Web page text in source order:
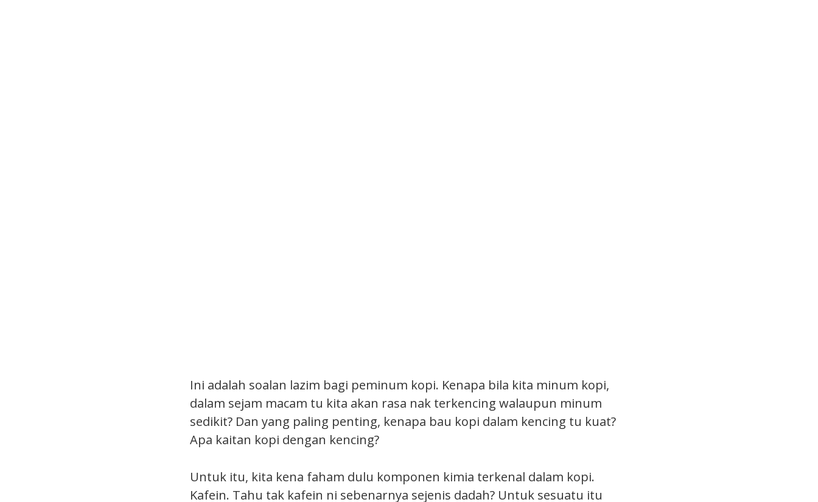
Ini adalah soalan lazim bagi peminum kopi. Kenapa bila kita minum kopi,
dalam sejam macam tu kita akan rasa nak terkencing walaupun minum
sedikit? Dan yang paling penting, kenapa bau kopi dalam kencing tu kuat?
Apa kaitan kopi dengan kencing?
Untuk itu, kita kena faham dulu komponen kimia terkenal dalam kopi.
Kafein. Tahu tak kafein ni sebenarnya sejenis dadah? Untuk sesuatu itu